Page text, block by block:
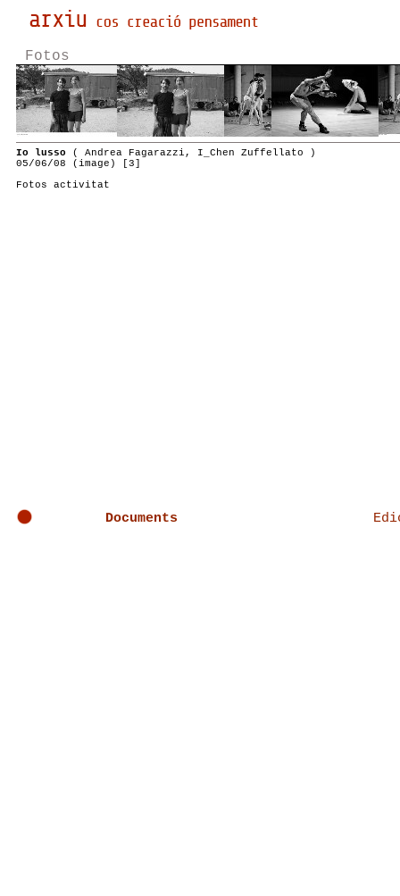
Fotos
Io lusso ( Andrea Fagarazzi, I_Chen Zuffellato )
05/06/08 (image) [3]
Fotos activitat
Documents